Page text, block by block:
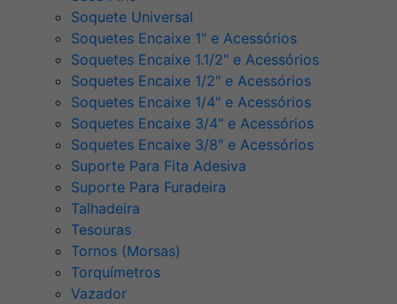
Soquete Universal
Soquetes Encaixe 1" e Acessórios
Soquetes Encaixe 1.1/2" e Acessórios
Soquetes Encaixe 1/2" e Acessórios
Soquetes Encaixe 1/4" e Acessórios
Soquetes Encaixe 3/4" e Acessórios
Soquetes Encaixe 3/8" e Acessórios
Suporte Para Fita Adesiva
Suporte Para Furadeira
Talhadeira
Tesouras
Tornos (Morsas)
Torquímetros
Vazador